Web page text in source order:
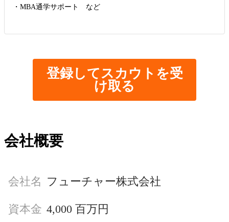
・MBA通学サポート など
登録してスカウトを受
け取る
会社概要
会社名 フューチャー株式会社
資本金 4,000 百万円